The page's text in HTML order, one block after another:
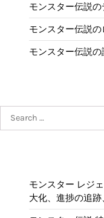
モンスター伝説
モンスター伝説
モンスター伝説
モンスター レジ
大化、進捗の追